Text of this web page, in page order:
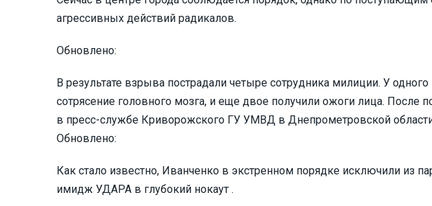
агрессивных действий радикалов.
Обновлено:
В результате взрыва пострадали четыре сотрудника милиции. У
сотрясение головного мозга, и еще двое получили ожоги лица.
в пресс-службе Криворожского ГУ УМВД в Днепрометровской
Обновлено:
Как стало известно, Иванченко в экстренном порядке исключили из
имидж УДАРА в глубокий нокаут .